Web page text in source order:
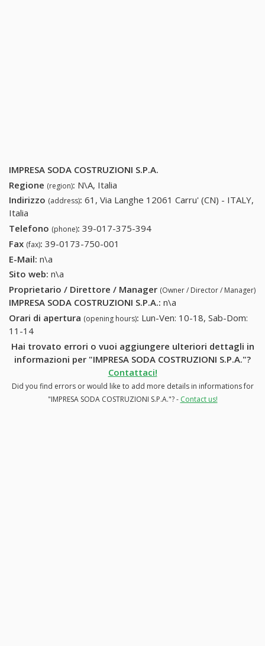
IMPRESA SODA COSTRUZIONI S.P.A.
Regione (region): N\A, Italia
Indirizzo (address): 61, Via Langhe 12061 Carru' (CN) - ITALY,
Italia
Telefono (phone): 39-017-375-394
Fax (fax): 39-0173-750-001
E-Mail: n\a
Sito web: n\a
Proprietario / Direttore / Manager (Owner / Director / Manager)
IMPRESA SODA COSTRUZIONI S.P.A.: n\a
Orari di apertura (opening hours): Lun-Ven: 10-18, Sab-Dom:
11-14
Hai trovato errori o vuoi aggiungere ulteriori dettagli in
informazioni per "IMPRESA SODA COSTRUZIONI S.P.A."?
Contattaci!
Did you find errors or would like to add more details in informations for
"IMPRESA SODA COSTRUZIONI S.P.A."? - Contact us!